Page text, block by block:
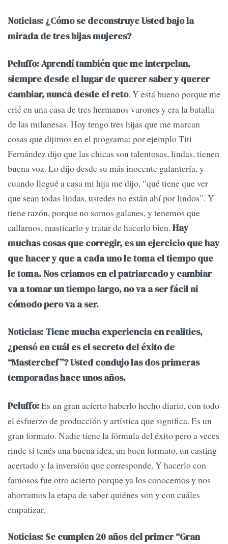
Noticias: ¿Cómo se deconstruye Usted bajo la
mirada de tres hijas mujeres?
Peluffo: Aprendí también que me interpelan,
siempre desde el lugar de querer saber y querer
cambiar, nunca desde el reto. Y está bueno porque me
crié en una casa de tres hermanos varones y era la batalla
de las milanesas. Hoy tengo tres hijas que me marcan
cosas que dijimos en el programa: por ejemplo Titi
Fernández dijo que las chicas son talentosas, lindas, tienen
buena voz. Lo dijo desde su más inocente galantería, y
cuando llegué a casa mi hija me dijo, “qué tiene que ver
que sean todas lindas, ustedes no están ahí por lindos”. Y
tiene razón, porque no somos galanes, y tenemos que
callarnos, masticarlo y tratar de hacerlo bien. Hay
muchas cosas que corregir, es un ejercicio que hay
que hacer y que a cada uno le toma el tiempo que
le toma. Nos criamos en el patriarcado y cambiar
va a tomar un tiempo largo, no va a ser fácil ni
cómodo pero va a ser.
Noticias: Tiene mucha experiencia en realities,
¿pensó en cuál es el secreto del éxito de
“Masterchef”? Usted condujo las dos primeras
temporadas hace unos años.
Peluffo:Es un gran acierto haberlo hecho diario, con todo
el esfuerzo de producción y artística que significa. Es un
gran formato. Nadie tiene la fórmula del éxito pero a veces
rinde si tenés una buena idea, un buen formato, un casting
acertado y la inversión que corresponde. Y hacerlo con
famosos fue otro acierto porque ya los conocemos y nos
ahorramos la etapa de saber quiénes son y con cuáles
empatizar.
Noticias: Se cumplen 20 años del primer “Gran